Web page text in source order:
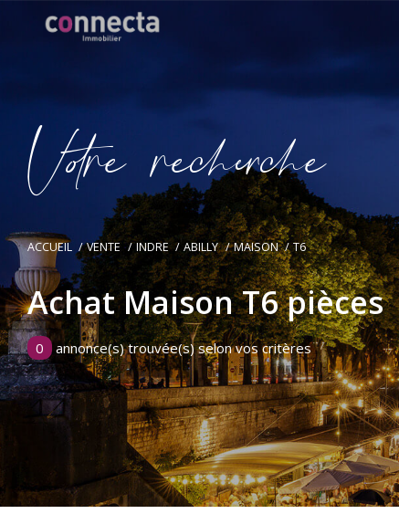
Vore recece
ACCUEIL VENTE INDRE ABILLY MAISON T6
Achat Maison T6 pièces
0 annonce(s) trouvée(s) selon vos critères